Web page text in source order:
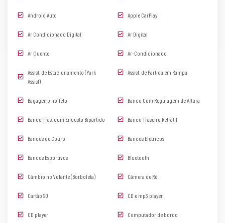
Android Auto Apple CarPlay
Ar Condicionado Digital Ar Digital
Ar Quente Ar-Condicionado
Assist. de Estacionamento (Park
Assist)
Assist. de Partida em Rampa
Bagageiro no Teto Banco Com Regulagem de Altura
Banco Tras. com Encosto Bipartido Banco Traseiro Retrátil
Bancos de Couro Bancos Elétricos
Bancos Esportivos Bluetooth
Câmbio no Volante (Borboleta) Câmera de Ré
Cartão SD CD e mp3 player
CD player Computador de bordo